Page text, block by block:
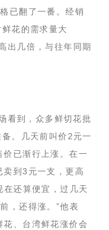
已翻了一番。经销
花的需求量大
出几倍，与往年同期
看到，众多鲜切花批
。几天前叫价2元一
已渐行上涨。在一
卖到3元一支，更高
在还算便宜，过几天
，还得涨。”他表
、台湾鲜花涨价会